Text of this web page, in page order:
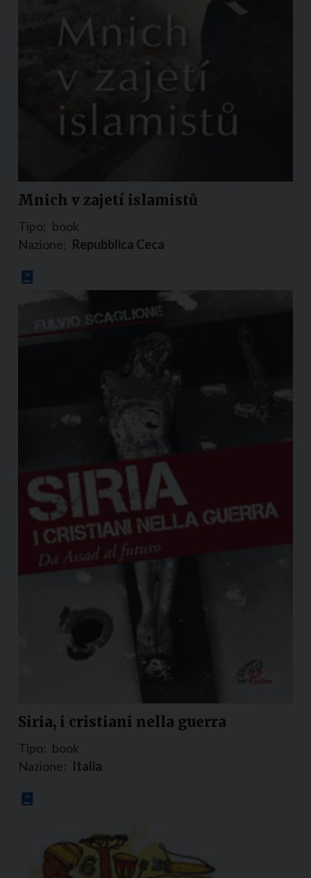
Mnich v zajetí islamistů
Tipo: book
Nazione: Repubblica Ceca
Siria, i cristiani nella guerra
Tipo: book
Nazione: Italia